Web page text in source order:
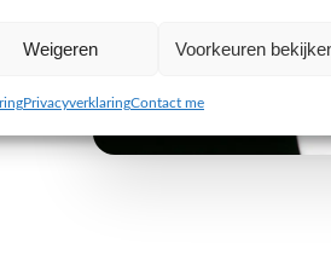
Weigeren Voorkeuren
PrivacyverklaringContact me